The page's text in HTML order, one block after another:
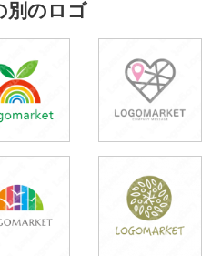
別のロゴ